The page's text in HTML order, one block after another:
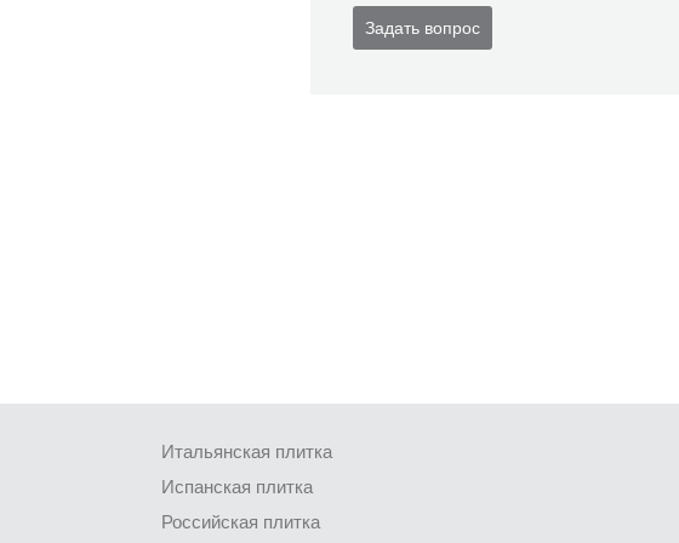
Задать вопрос
Итальянская плитка
Испанская плитка
Российская плитка